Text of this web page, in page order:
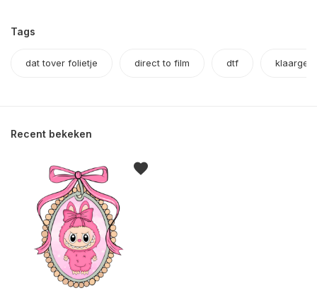
Tags
dat tover folietje direct to film dtf
Recent bekeken